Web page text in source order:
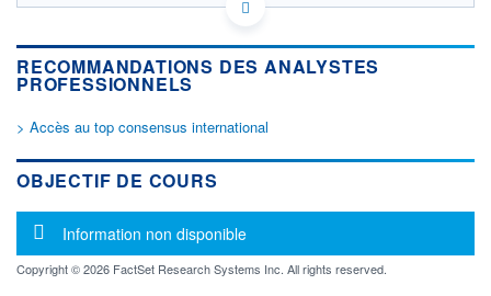
DONNÉES TEMPS DIFFÉRÉ
Politique d'exécution
Cotation sur les autres places
OUVERTURE CLÔTURE VEILLE
0,0000
0
VALORISATION
RECOMMANDATIONS DES ANALYSTES
PROFESSIONNELS
> Accès au top consensus international
OBJECTIF DE COURS
Message d'information
Information non disponible
Copyright © 2026 FactSet Research Systems Inc. All rights reserved.